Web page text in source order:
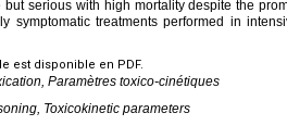
serious with high mortality despite the
symptomatic treatments performed in
est disponible en PDF.
Paramètres toxico-cinétiques
Toxicokinetic parameters